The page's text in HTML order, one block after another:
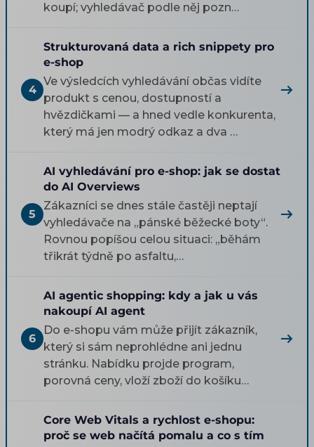
koupí; vyhledávač podle něj pozn…
4
Strukturovaná data a rich snippety pro
e-shop
Ve výsledcích vyhledávání občas vidíte
produkt s cenou, dostupností a
hvězdičkami — a hned vedle konkurenta,
který má jen modrý odkaz a dva …
5
AI vyhledávání pro e-shop: jak se dostat
do AI Overviews
Zákazníci se dnes stále častěji neptají
vyhledávače na „pánské běžecké boty“.
Rovnou popíšou celou situaci: „běhám
třikrát týdně po asfaltu,…
6
AI agentic shopping: kdy a jak u vás
nakoupí AI agent
Do e-shopu vám může přijít zákazník,
který si sám neprohlédne ani jednu
stránku. Nabídku projde program,
porovná ceny, vloží zboží do košíku…
Core Web Vitals a rychlost e-shopu:
proč se web načítá pomalu a co s tím